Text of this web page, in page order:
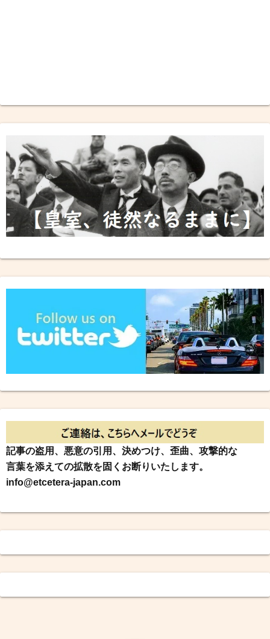
記事の盗用、悪意の引用、決めつけ、歪曲、攻撃的な
言葉を添えての拡散を固くお断りいたします。
info@etcetera-japan.com